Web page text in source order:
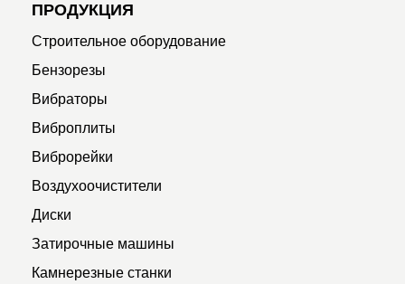
ПРОДУКЦИЯ
Строительное оборудование
Бензорезы
Вибраторы
Виброплиты
Виброрейки
Воздухоочистители
Диски
Затирочные машины
Камнерезные станки